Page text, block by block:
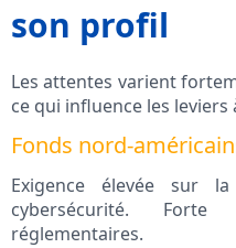
son profil
Les attentes varient
ce qui influence les
Fonds nord-
Exigence élevée sur
cybersécurité.
réglementaires.